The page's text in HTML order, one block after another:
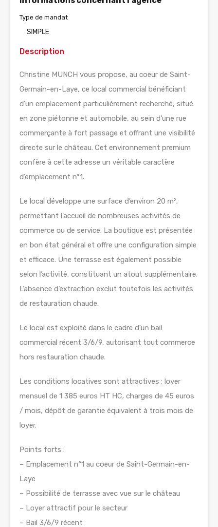
Type de mandat
SIMPLE
Description
Christine MUNCH vous propose, au coeur de Saint-
Germain-en-Laye, ce local commercial bénéficiant
d’un emplacement particulièrement recherché, situé
en zone piétonne et automobile, au sein d’une rue
commerçante à fort passage et offrant une visibilité
directe sur le château. Cet environnement premium
confère à cette adresse un véritable caractère
d’emplacement n°1.
Le local développe une surface d’environ 20 m²,
permettant l’accueil de nombreuses activités de
commerce ou de service. La boutique est présentée
en bon état général et offre une configuration simple
et efficace. Une terrasse est également possible
selon l’activité, constituant un atout supplémentaire.
L’absence d’extraction exclut toutefois les activités
de restauration chaude.
Le local est exploité dans le cadre d’un bail
commercial récent 3/6/9, autorisant tout commerce
hors restauration chaude.
Les conditions locatives sont attractives : loyer
mensuel de 1 385 euros HT HC, charges de 45 euros
/ mois, dépôt de garantie équivalent à trois mois de
loyer.
Points forts :
– Emplacement n°1 au coeur de Saint-Germain-en-
Laye
– Possibilité de terrasse avec vue sur le château
– Loyer attractif pour le secteur
– Bail 3/6/9 récent